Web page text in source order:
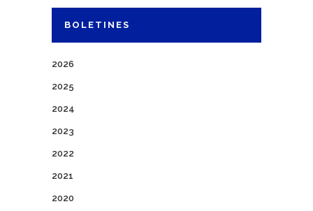
BOLETINES
2026
2025
2024
2023
2022
2021
2020